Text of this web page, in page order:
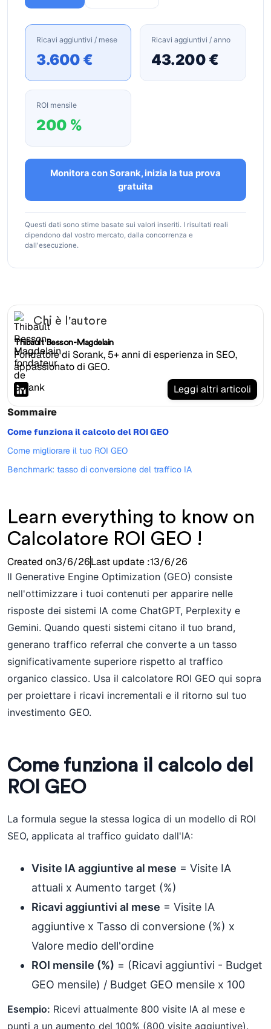
Ricavi aggiuntivi / mese
3.600 €
Ricavi aggiuntivi / anno
43.200 €
ROI mensile
200 %
Monitora con Sorank, inizia la tua prova
gratuita
Questi dati sono stime basate sui valori inseriti. I risultati reali
dipendono dal vostro mercato, dalla concorrenza e
dall'esecuzione.
Chi è l'autore
Thibault Besson-Magdelain
Fondatore di Sorank, 5+ anni di esperienza in SEO,
appassionato di GEO.
Leggi altri articoli
Sommaire
Come funziona il calcolo del ROI GEO
Come migliorare il tuo ROI GEO
Benchmark: tasso di conversione del traffico IA
Learn everything to know on
Calcolatore ROI GEO !
Created on3/6/26Last update :13/6/26
Il Generative Engine Optimization (GEO) consiste
nell'ottimizzare i tuoi contenuti per apparire nelle
risposte dei sistemi IA come ChatGPT, Perplexity e
Gemini. Quando questi sistemi citano il tuo brand,
generano traffico referral che converte a un tasso
significativamente superiore rispetto al traffico
organico classico. Usa il calcolatore ROI GEO qui sopra
per proiettare i ricavi incrementali e il ritorno sul tuo
investimento GEO.
Come funziona il calcolo del
ROI GEO
La formula segue la stessa logica di un modello di ROI
SEO, applicata al traffico guidato dall'IA:
Visite IA aggiuntive al mese = Visite IA
attuali x Aumento target (%)
Ricavi aggiuntivi al mese = Visite IA
aggiuntive x Tasso di conversione (%) x
Valore medio dell'ordine
ROI mensile (%) = (Ricavi aggiuntivi - Budget
GEO mensile) / Budget GEO mensile x 100
Esempio: Ricevi attualmente 800 visite IA al mese e
punti a un aumento del 100% (800 visite aggiuntive).